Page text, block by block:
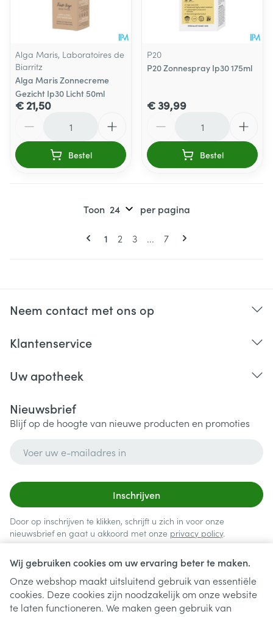
Wij gebruiken cookies om uw ervaring beter te maken.
Onze webshop maakt uitsluitend gebruik van essentiële
cookies. Deze cookies zijn noodzakelijk om onze website
te laten functioneren. We maken geen gebruik van
Alga Maris, Laboratoires de
Biarritz
Alga Maris Zonnecreme
Gezicht Ip30 Licht 50ml
€ 21,50
Bestel
P20
P20 Zonnespray Ip30 175ml
€ 39,99
Bestel
Pagina's
U lees momenteel pagina
1 Pagina
2 Pagina
3 ... Pagina
7
Toon per pagina
Neem contact met ons op
Klantenservice
Uw apotheek
Nieuwsbrief
Blijf op de hoogte van nieuwe producten en promoties
Inschrijven
Door op inschrijven te klikken, schrijft u zich in voor onze
nieuwsbrief en gaat u akkoord met onze privacy policy.